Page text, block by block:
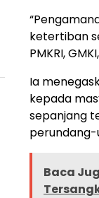
ketertiban
PMKRI,
Ia
kepada
sepanjang
perundang-
Baca